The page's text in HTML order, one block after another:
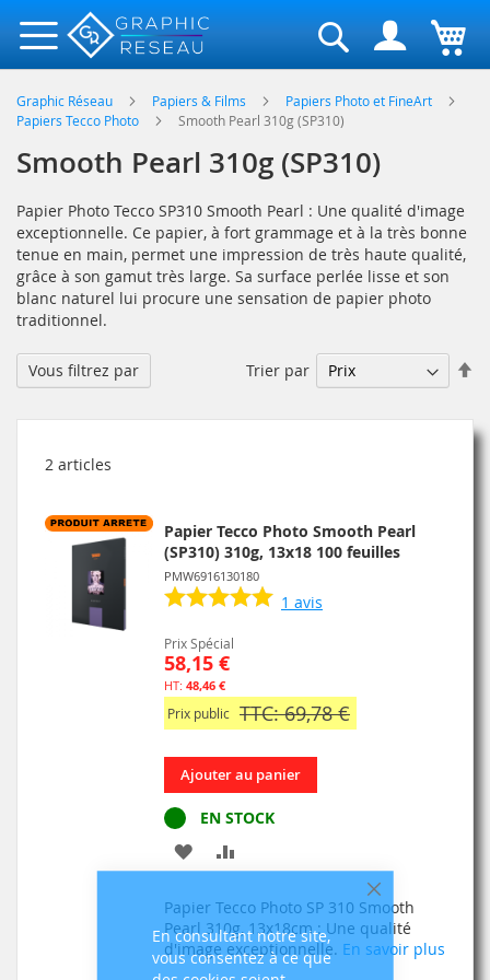
Fermer
En consultant notre site,
vous consentez à ce que
Rechercher
Graphic Réseau Papiers & Films
Papiers Photo et FineArt
Papiers Tecco Photo
Smooth Pearl 310g (SP310)
Smooth Pearl 310g (SP310)
Papier Photo Tecco SP310 Smooth Pearl : Une qualité d'image
exceptionnelle. Ce papier, à fort grammage et à la très bonne
tenue en main, permet une impression de très haute qualité,
grâce à son gamut très large. Sa surface perlée lisse et son
blanc naturel lui procure une sensation de papier photo
traditionnel.
2 articles
Trier par
Papier Tecco Photo Smooth Pearl
(SP310) 310g, 13x18 100 feuilles
PMW6916130180
1 avis
Prix Spécial
58,15 €
48,46 €
Prix public TTC: 69,78 €
Ajouter au panier
EN STOCK
AJOUTER
MA
LISTE
COMPARATEUR
Papier Tecco Photo SP 310 Smooth
Pearl 310g, 13x18cm : Une qualité
d'image exceptionnelle. En savoir plus
Vous filtrez par